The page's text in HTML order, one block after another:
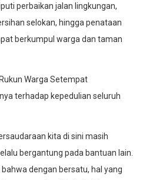
perbaikan jalan lingkungan,
selokan, hingga penataan
berkumpul warga dan taman
Warga Setempat
terhadap kepedulian seluruh
kita di sini masih
bergantung pada bantuan lain.
dengan bersatu, hal yang